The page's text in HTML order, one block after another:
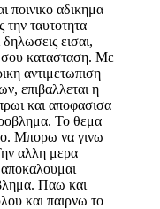
ποινικο αδικημα
την ταυτοτητα
εισαι,
σου κατασταση. Με
αντιμετωπιση
επιβαλλεται η
και αποφασισα
Το θεμα
Μπορω να γινω
αλλη μερα
Παω και
και παιρνω το